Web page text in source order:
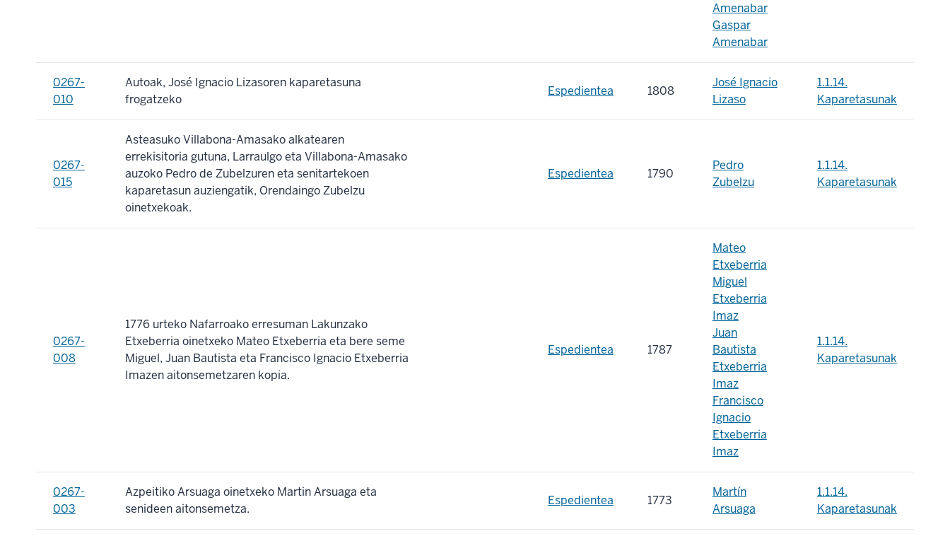
Amenabar
Gaspar
Amenabar
0267-
010
Autoak, José Ignacio Lizasoren kaparetasuna
frogatzeko
Espedientea 1808
José Ignacio
Lizaso
1.1.14.
Kaparetasunak
0267-
015
Asteasuko Villabona-Amasako alkatearen
errekisitoria gutuna, Larraulgo eta Villabona-Amasako
auzoko Pedro de Zubelzuren eta senitartekoen
kaparetasun auziengatik, Orendaingo Zubelzu
oinetxekoak.
Espedientea 1790
Pedro
Zubelzu
1.1.14.
Kaparetasunak
0267-
008
1776 urteko Nafarroako erresuman Lakunzako
Etxeberria oinetxeko Mateo Etxeberria eta bere seme
Miguel, Juan Bautista eta Francisco Ignacio Etxeberria
Imazen aitonsemetzaren kopia.
Espedientea 1787
Mateo
Etxeberria
Miguel
Etxeberria
Imaz
Juan
Bautista
Etxeberria
Imaz
Francisco
Ignacio
Etxeberria
Imaz
1.1.14.
Kaparetasunak
0267-
003
Azpeitiko Arsuaga oinetxeko Martin Arsuaga eta
senideen aitonsemetza.
Espedientea 1773
Martín
Arsuaga
1.1.14.
Kaparetasunak